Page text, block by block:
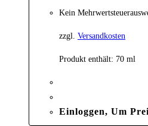
Kein
zzgl. Versandkosten
Produkt enthält: 70 ml
Einloggen, Um